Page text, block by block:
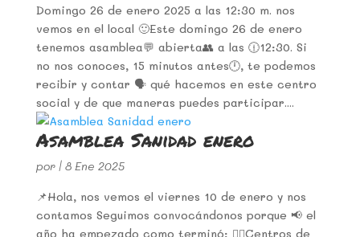
Domingo 26 de enero 2025 a las 12:30 m. nos
vemos en el local 🙂Este domingo 26 de enero
tenemos asamblea💬 abierta👥 a las 🕧12:30. Si
no nos conoces, 15 minutos antes🕛, te podemos
recibir y contar 🗣 qué hacemos en este centro
social y de que maneras puedes participar....
Asamblea Sanidad enero
por | 8 Ene 2025
📌Hola, nos vemos el viernes 10 de enero y nos
contamos Seguimos convocándonos porque 📢 el
año ha empezado como terminó: 👉🏾Centros de